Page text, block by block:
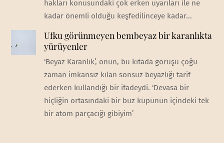
hakları konusundaki çok erken uyarıları ile ne
kadar önemli olduğu keşfedilinceye kadar...
Ufku görünmeyen bembeyaz bir karanlıkta
yürüyenler
‘Beyaz Karanlık’, onun, bu kıtada görüşü çoğu
zaman imkansız kılan sonsuz beyazlığı tarif
ederken kullandığı bir ifadeydi. ‘Devasa bir
hiçliğin ortasındaki bir buz küpünün içindeki tek
bir atom parçacığı gibiyim’